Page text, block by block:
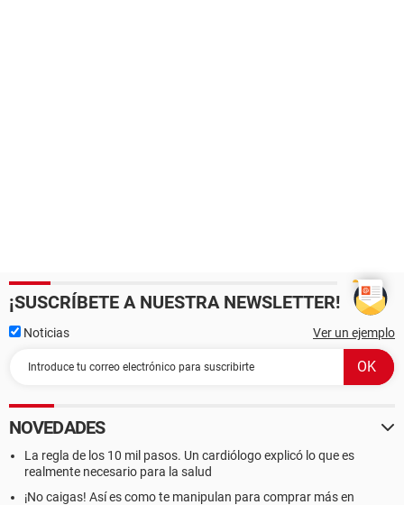
¡SUSCRÍBETE A NUESTRA NEWSLETTER!
Noticias Ver un ejemplo
NOVEDADES
La regla de los 10 mil pasos. Un cardiólogo explicó lo que es
realmente necesario para la salud
¡No caigas! Así es como te manipulan para comprar más en